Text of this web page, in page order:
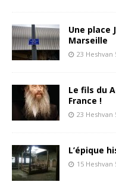
Une place
Marseille
23 Heshvan
Le fils du
France !
23 Heshvan
L’épique
15 Heshvan